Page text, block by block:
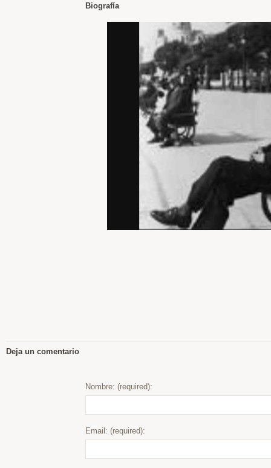
Biografía
Deja un comentario
Nombre: (required):
Email: (required):